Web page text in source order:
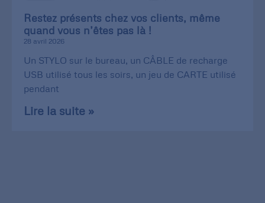
Restez présents chez vos clients, même
quand vous n’êtes pas là !
28 avril 2026
Un STYLO sur le bureau, un CÂBLE de recharge
USB utilisé tous les soirs, un jeu de CARTE utilisé
pendant
Lire la suite »